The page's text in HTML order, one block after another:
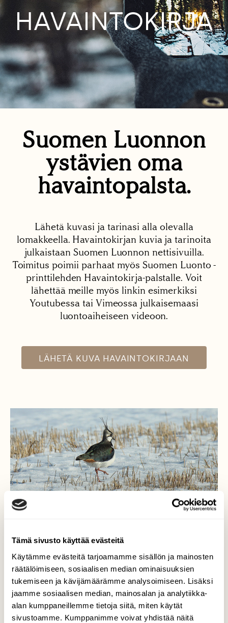
Tämä sivusto käyttää evästeitä
Käytämme evästeitä tarjoamamme sisällön ja mainosten
räätälöimiseen, sosiaalisen median ominaisuuksien
tukemiseen ja kävijämäärämme analysoimiseen. Lisäksi
jaamme sosiaalisen median, mainosalan ja analytiikka-
alan kumppaneillemme tietoja siitä, miten käytät
sivustoamme. Kumppanimme voivat yhdistää näitä
HAVAINTOKIRJA
Suomen Luonnon
ystävien oma
havaintopalsta.
Lähetä kuvasi ja tarinasi alla olevalla
lomakkeella. Havaintokirjan kuvia ja tarinoita
julkaistaan Suomen Luonnon nettisivuilla.
Toimitus poimii parhaat myös Suomen Luonto -
printtilehden Havaintokirja-palstalle. Voit
lähettää meille myös linkin esimerkiksi
Youtubessa tai Vimeossa julkaisemaasi
luontoaiheiseen videoon.
LÄHETÄ KUVA HAVAINTOKIRJAAN
iik,varpaita palelee
Töyhtöhyyppä astelee jäisellä
pellolla,pesimis paikallaan taas!